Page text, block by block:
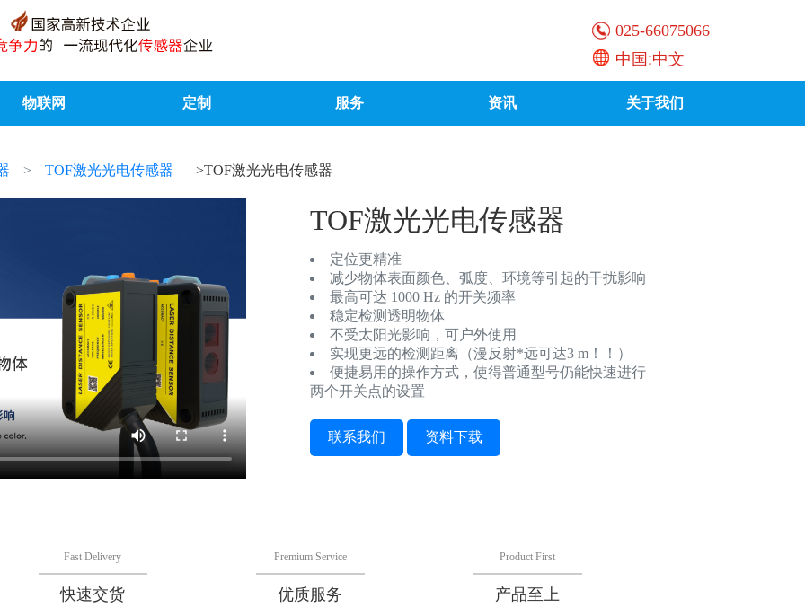
025-66075066
中国:中文
物联网 定制 服务 资讯 关于我们
TOF激光光电传感器 >TOF激光光电传感器
TOF激光光电传感器
定位更精准
减少物体表面颜色、弧度、环境等引起的干扰影响
最高可达 1000 Hz 的开关频率
稳定检测透明物体
不受太阳光影响，可户外使用
实现更远的检测距离（漫反射*远可达3 m！！）
便捷易用的操作方式，使得普通型号仍能快速进行
两个开关点的设置
联系我们 资料下载
Fast Delivery
快速交货
Premium Service
优质服务
Product First
产品至上